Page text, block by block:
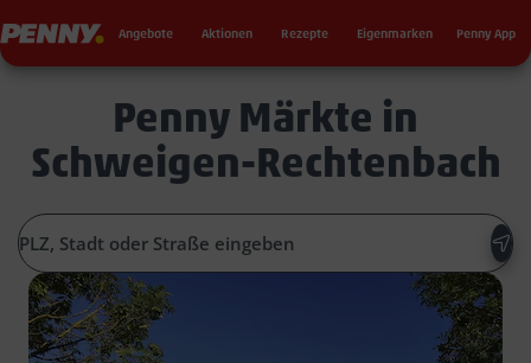
Penny Angebote Aktionen Rezepte Eigenmarken Penny App
Penny Märkte in
Schweigen-Rechtenbach